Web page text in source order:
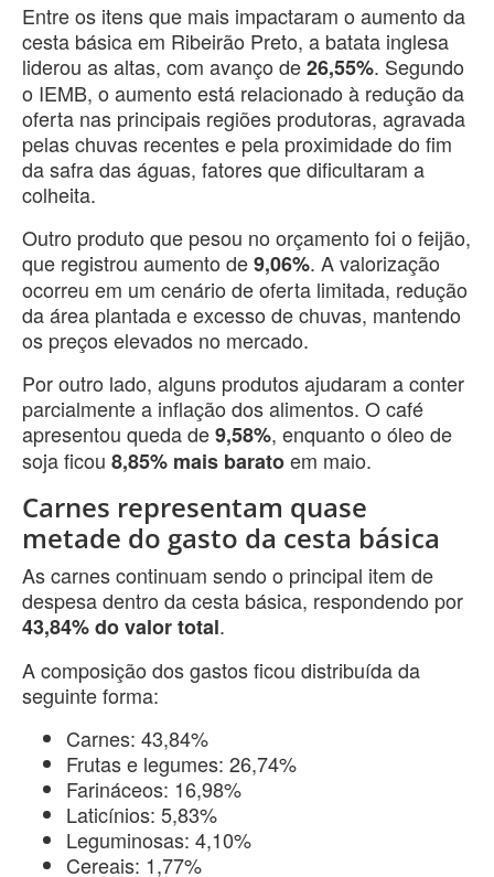
Entre os itens que mais impactaram o aumento da
cesta básica em Ribeirão Preto, a batata inglesa
liderou as altas, com avanço de26,55%. Segundo
o IEMB, o aumento está relacionado à redução da
oferta nas principais regiões produtoras, agravada
pelas chuvas recentes e pela proximidade do fim
da safra das águas, fatores que dificultaram a
colheita.
Outro produto que pesou no orçamento foi o feijão,
que registrou aumento de9,06%. A valorização
ocorreu em um cenário de oferta limitada, redução
da área plantada e excesso de chuvas, mantendo
os preços elevados no mercado.
Por outro lado, alguns produtos ajudaram a conter
parcialmente a inflação dos alimentos. O café
apresentou queda de9,58%, enquanto o óleo de
soja ficou 8,85% mais baratoem maio.
Carnes representam quase
metade do gasto da cesta básica
As carnes continuam sendo o principal item de
despesa dentro da cesta básica, respondendo por
43,84% do valor total.
A composição dos gastos ficou distribuída da
seguinte forma:
Carnes: 43,84%
Frutas e legumes: 26,74%
Farináceos: 16,98%
Laticínios: 5,83%
Leguminosas: 4,10%
Cereais: 1,77%